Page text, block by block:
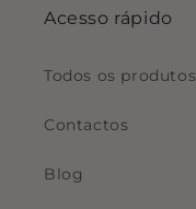
Acesso rápido
Todos os produtos
Contactos
Blog